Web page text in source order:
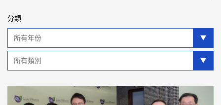
分類
類
類